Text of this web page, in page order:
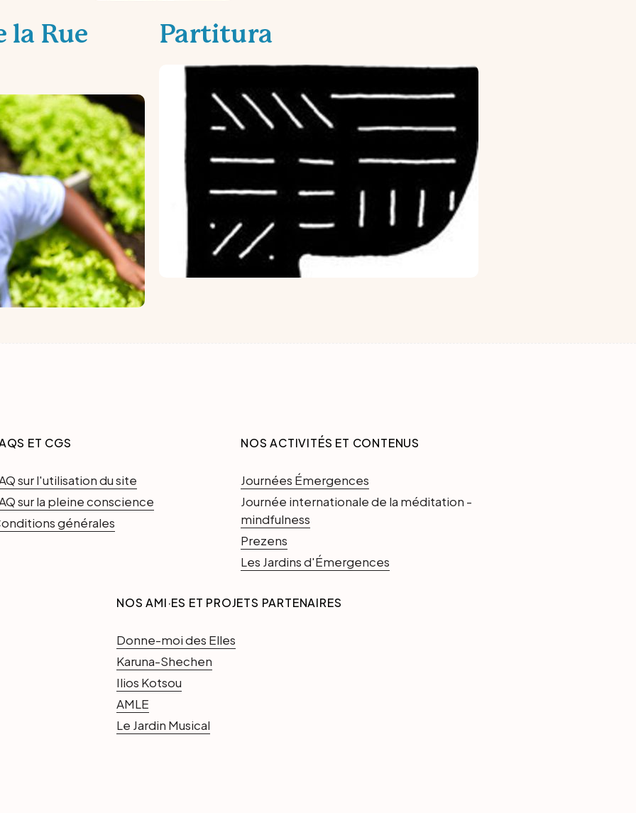
la Rue Partitura
ET CGS
sur l'utilisation du site
sur la pleine conscience
générales
NOS ACTIVITÉS ET CONTENUS
Journées Émergences
Journée internationale de la méditation -
mindfulness
Prezens
Les Jardins d'Émergences
NOS AMI·ES ET PROJETS PARTENAIRES
Donne-moi des Elles
Karuna-Shechen
Ilios Kotsou
AMLE
Le Jardin Musical